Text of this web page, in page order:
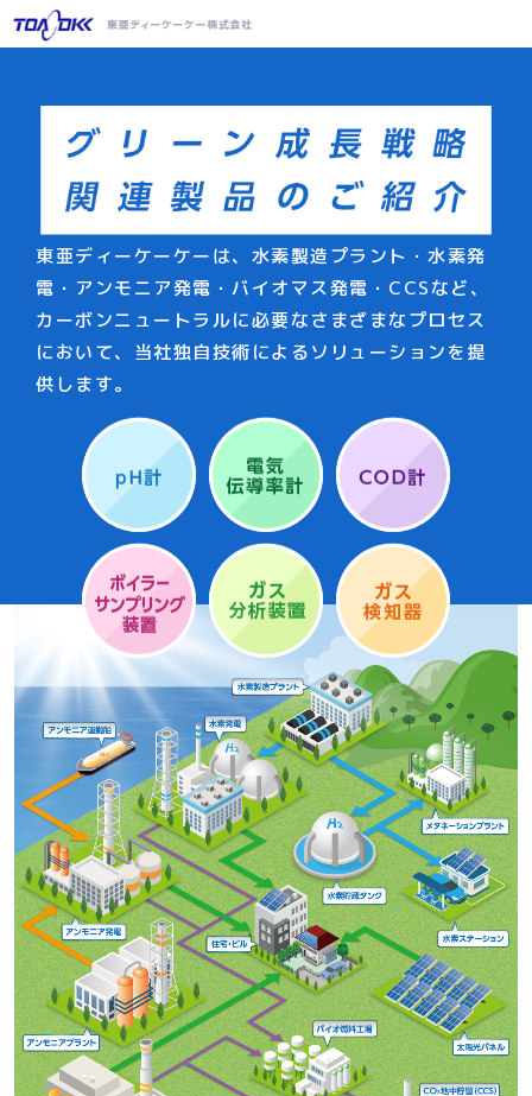
東亜ディーケーケーは、水素製造プラント・水素発
電・アンモニア発電・バイオマス発電・CCSなど、
カーボンニュートラルに必要なさまざまなプロセス
において、 当社独自技術によるソリューションを提
供します。